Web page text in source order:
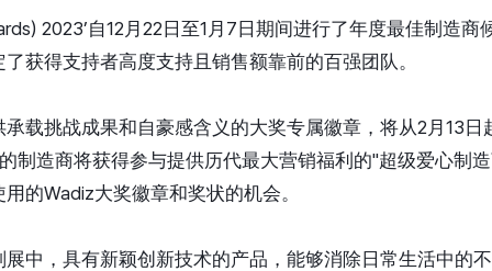
2023’自12月22日至1月7日期间进行了年度最佳制造商
获得支持者高度支持且销售额靠前的百强团队。
载挑战成果和自豪感含义的大奖专属徽章，将从2月13日
制造商将获得参与提供历代最大营销福利的"超级爱心制
的Wadiz大奖徽章和奖状的机会。
中，具有新颖创新技术的产品，能够消除日常生活中的